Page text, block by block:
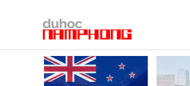
TRANG CHỦ
QUỐC GIA